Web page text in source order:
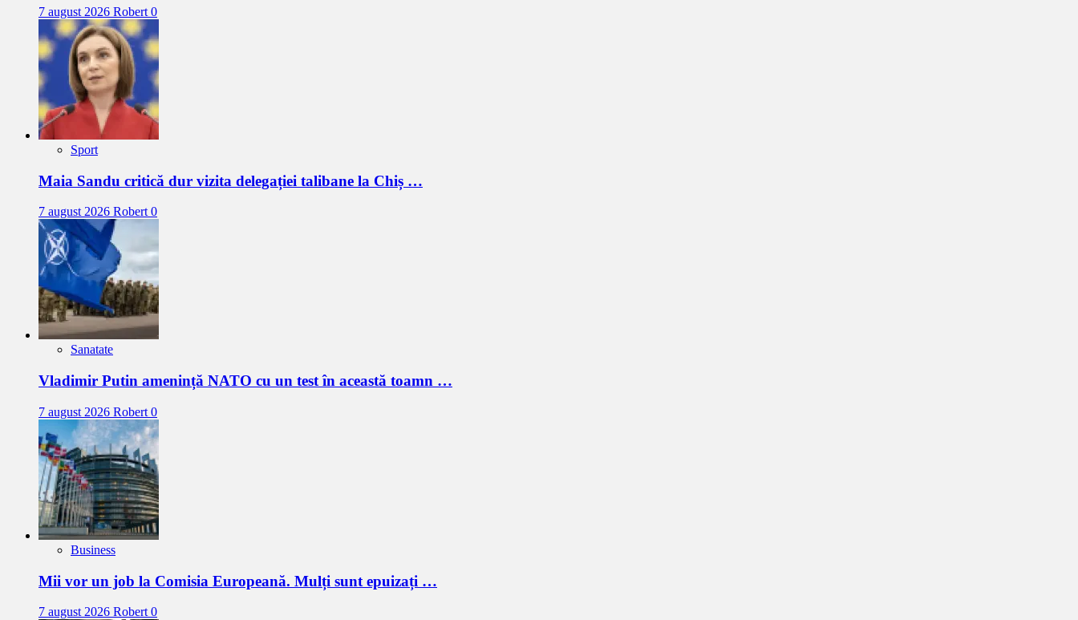
7 august 2026 Robert 0
Sport
Maia Sandu critică dur vizita delegației talibane la Chiș …
7 august 2026 Robert0
Sanatate
Vladimir Putin amenință NATO cu un test în această toamn …
7 august 2026 Robert 0
Business
Mii vor un job la Comisia Europeană. Mulți sunt epuizați …
7 august 2026 Robert 0